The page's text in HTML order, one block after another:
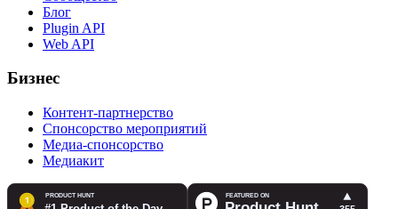
Блог
Plugin API
Web API
Бизнес
Контент-партнерство
Спонсорство мероприятий
Медиа-спонсорство
Медиакит